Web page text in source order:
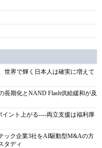
世界で輝く日本人は確実に増えて
長期化とNAND Flash供給緩和が及
イント上がる----両立支援は福利厚
ック企業3社をAI駆動型M&Aの方
タディ